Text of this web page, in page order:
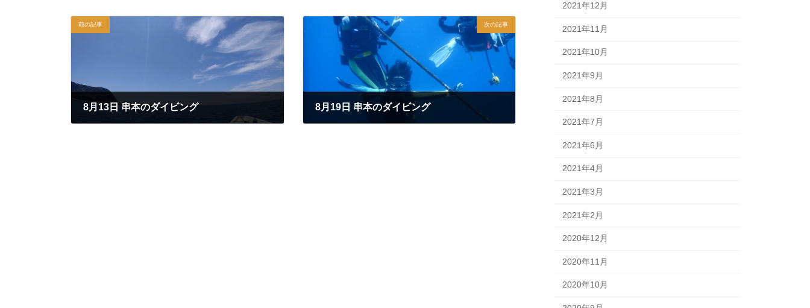
前の記事
8月13日 串本のダイビング
次の記事
8月19日 串本のダイビング
2021年12月
2021年11月
2021年10月
2021年9月
2021年8月
2021年7月
2021年6月
2021年4月
2021年3月
2021年2月
2020年12月
2020年11月
2020年10月